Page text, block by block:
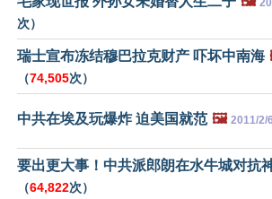
次）
瑞士宣布冻结穆巴拉克财产 吓坏中南海
（74,505次）
中共在埃及玩爆炸 迫美国就范 🖼️ 2011/2/6
要出更大事！中共派郎朗在水牛城对抗
（64,822次）